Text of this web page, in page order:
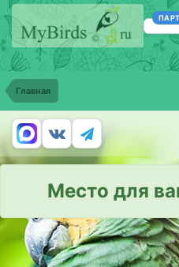
Главная
Место для